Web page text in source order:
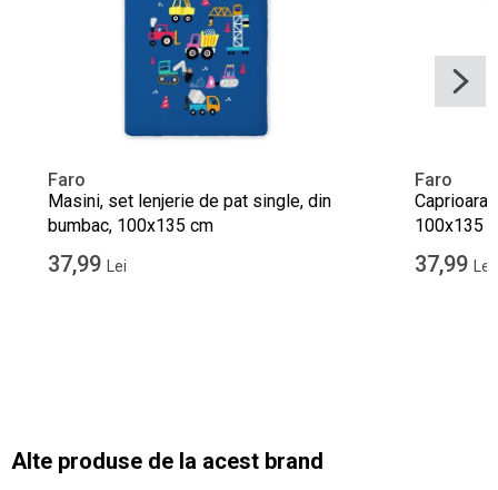
Faro
Masini, set lenjerie de pat single, din
bumbac, 100x135 cm
37,99 Lei
Faro
100x135
37,99 Lei
Alte produse de la acest brand